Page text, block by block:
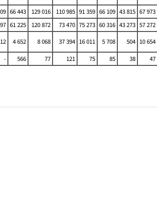
66 443 129 016 110 985 91 359 66 109 43 815 67 973
61 225 120 872 73 470 75 273 60 316 43 273 57 272
4 652 8 068 37 394 16 011 5 708 504 10 654
- 566 77 121 75 85 38 47